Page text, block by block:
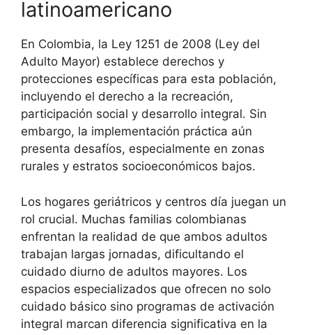
latinoamericano
En Colombia, la Ley 1251 de 2008 (Ley del
Adulto Mayor) establece derechos y
protecciones específicas para esta población,
incluyendo el derecho a la recreación,
participación social y desarrollo integral. Sin
embargo, la implementación práctica aún
presenta desafíos, especialmente en zonas
rurales y estratos socioeconómicos bajos.
Los hogares geriátricos y centros día juegan un
rol crucial. Muchas familias colombianas
enfrentan la realidad de que ambos adultos
trabajan largas jornadas, dificultando el
cuidado diurno de adultos mayores. Los
espacios especializados que ofrecen no solo
cuidado básico sino programas de activación
integral marcan diferencia significativa en la